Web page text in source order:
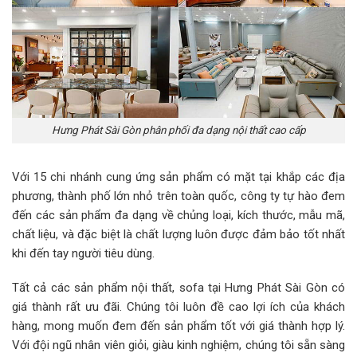
Hưng Phát Sài Gòn phân phối đa dạng nội thất cao cấp
Với 15 chi nhánh cung ứng sản phẩm có mặt tại khắp các địa
phương, thành phố lớn nhỏ trên toàn quốc, công ty tự hào đem
đến các sản phẩm đa dạng về chủng loại, kích thước, mẫu mã,
chất liệu, và đặc biệt là chất lượng luôn được đảm bảo tốt nhất
khi đến tay người tiêu dùng.
Tất cả các sản phẩm nội thất, sofa tại Hưng Phát Sài Gòn có
giá thành rất ưu đãi. Chúng tôi luôn đề cao lợi ích của khách
hàng, mong muốn đem đến sản phẩm tốt với giá thành hợp lý.
Với đội ngũ nhân viên giỏi, giàu kinh nghiệm, chúng tôi sẵn sàng